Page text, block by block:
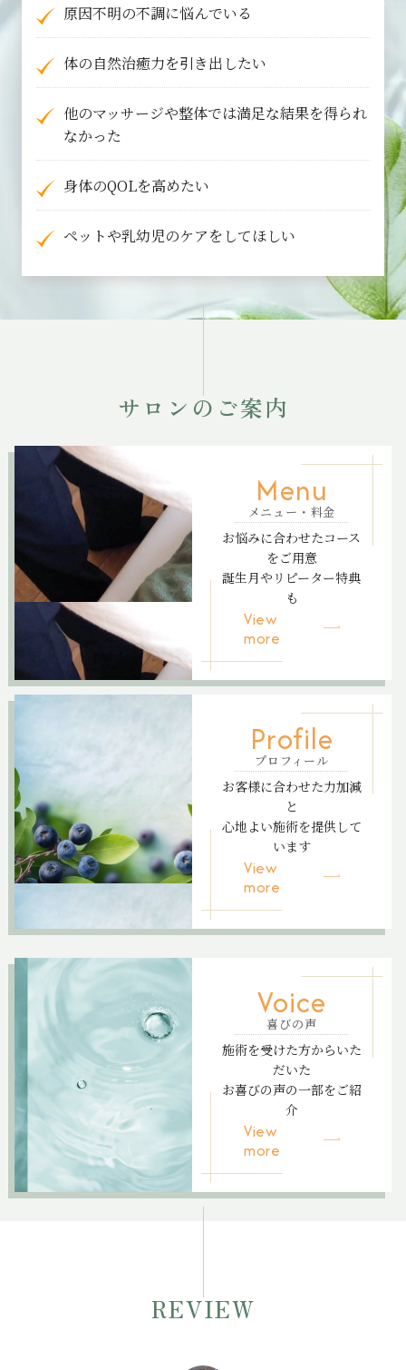
原因不明の不調に悩んでいる
体の自然治癒力を引き出したい
他のマッサージや整体では満足な結果を得られ
なかった
身体のQOLを高めたい
ペットや乳幼児のケアをしてほしい
サロンのご案内
Menu
メニュー・料金
お悩みに合わせたコース
をご用意
誕生月やリピーター特典
も
View
more
Profile
プロフィール
お客様に合わせた力加減
と
心地よい施術を提供して
います
View
more
Voice
喜びの声
施術を受けた方からいた
だいた
お喜びの声の一部をご紹
介
View
more
REVIEW